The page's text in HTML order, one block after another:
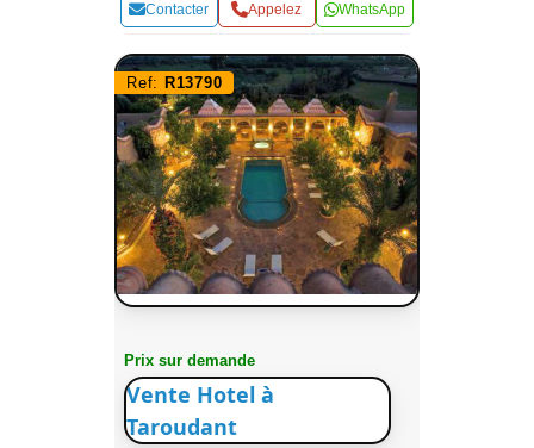
Contacter Appelez WhatsApp
Ref: R13790
Prix sur demande
Vente Hotel à
Taroudant